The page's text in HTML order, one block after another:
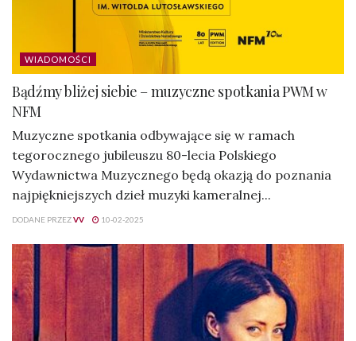
WIADOMOŚCI
Bądźmy bliżej siebie – muzyczne spotkania PWM w
NFM
Muzyczne spotkania odbywające się w ramach
tegorocznego jubileuszu 80-lecia Polskiego
Wydawnictwa Muzycznego będą okazją do poznania
najpiękniejszych dzieł muzyki kameralnej...
DODANE PRZEZVV 10-02-2025